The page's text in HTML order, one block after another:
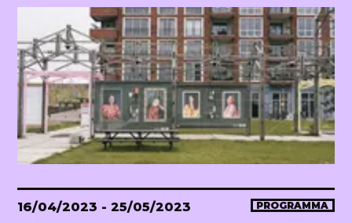
16/04/2023 - 25/05/2023 PROGRAMMA